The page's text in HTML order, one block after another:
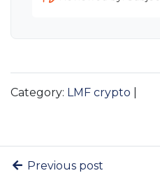
Category: LMF crypto
Previous post